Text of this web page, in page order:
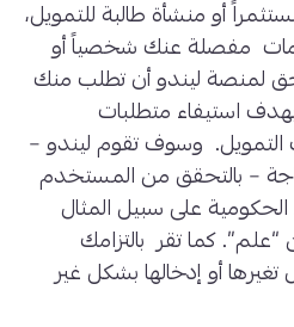
أو منشأة طالبة للتمويل،
مفصلة عنك شخصياً أو
لمنصة ليندو أن تطلب منك
استيفاء متطلبات
التمويل. وسوف تقوم ليندو –
– بالتحقق من المستخدم
على سبيل المثال
كما تقر بالتزامك
تغيرها أو إدخالها بشكل غير